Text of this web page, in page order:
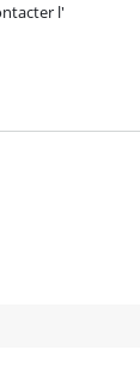
l'